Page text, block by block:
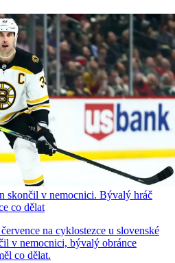
skončil v nemocnici. Bývalý hráč
co dělat
na cyklostezce u slovenské
v nemocnici, bývalý obránce
co dělat.